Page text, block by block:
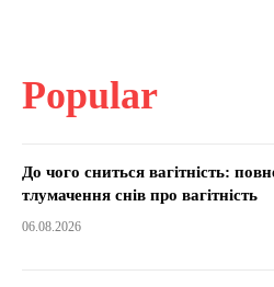
Popular
До чого сниться вагітність:
тлумачення снів про вагітність
06.08.2026